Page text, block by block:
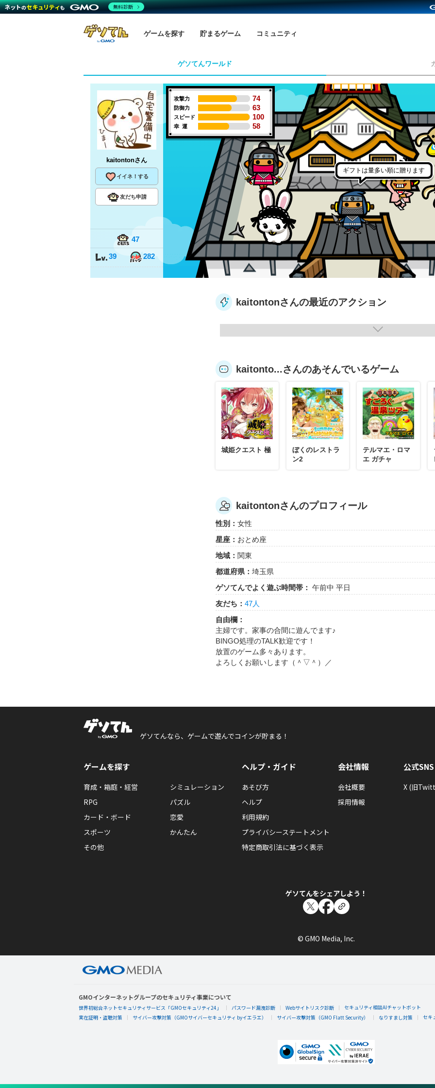
ゲームを探す 貯まるゲーム コミュニティ
ゲソてんワールド
kaitontonさん
イイネ！する
友だち申請
47
39 282
攻撃力 74
防御力 63
スピード 100
幸 運 58
ギフトは量多い順に贈ります
kaitontonさんの最近のアクション
kaitonto...さんのあそんでいるゲーム
城姫クエスト 極
ぼくのレストラ
ン2
テルマエ・ロマ
エ ガチャ
kaitontonさんのプロフィール
性別： 女性
星座： おとめ座
地域： 関東
都道府県： 埼玉県
ゲソてんでよく遊ぶ時間帯： 午前中 平日
友だち： 47人
自由欄：
主婦です。家事の合間に遊んでます♪
BINGO処理のTALK歓迎です！
放置のゲーム多々あります。
よろしくお願いします（＾▽＾）／
ゲソてんなら、ゲームで遊んでコインが貯まる！
ゲームを探す
育成・箱庭・経営
シミュレーション
RPG
パズル
カード・ボード
恋愛
スポーツ
かんたん
その他
ヘルプ・ガイド
あそび方
ヘルプ
利用規約
プライバシーステートメント
特定商取引法に基づく表示
会社情報
会社概要
採用情報
公式SNS
X (旧
ゲソてんをシェアしよう！
© GMO Media, Inc.
GMOインターネットグループのセキュリティ事業について
世界初総合ネットセキュリティサービス「GMOセキュリティ24」 パスワード漏洩診断 Webサイトリスク診断
セキュリティ相談AIチャットボット
実在証明・盗聴対策
サイバー攻撃対策（GMOサイバーセキュリティ byイエラエ） サイバー攻撃対策（GMO Flatt Security） なりすまし対策 セキ
無料診断